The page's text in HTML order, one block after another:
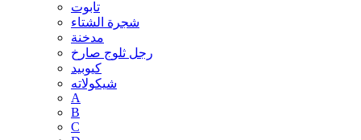
تابوت
شجرة الشتاء
مدخنة
رجل ثلوج صارخ
كيوبيد
شيكولاته
A
B
C